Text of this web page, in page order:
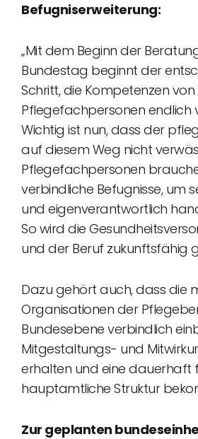
Befugniserweiterung:
„Mit dem Beginn der
Bundestag beginnt der
Schritt, die Kompetenzen von
Pflegefachpersonen endlich
Wichtig ist nun, dass der
auf diesem Weg nicht
Pflegefachpersonen
verbindliche Befugnisse, um
und eigenverantwortlich
So wird die
und der Beruf zukunftsfähig
Dazu gehört auch, dass die
Organisationen der
Bundesebene verbindlich
Mitgestaltungs- und
erhalten und eine dauerhaft
hauptamtliche Struktur
Zur geplanten